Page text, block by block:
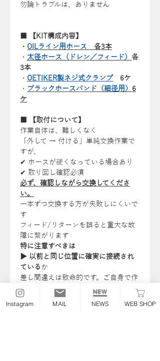
勿論トラブルは、ありません
■ 【KIT構成内容】
・ OILライン用ホース 各3本
・ 太径ホース（ドレン／フィード） 各
3本
・ OETIKER製ネジ式クランプ
6ケ
・ ブラックホースバンド（細径用） 6
ケ
■ 【取付について】
作業自体は、難しくなく
「外して → 付ける」単純交換作業で
すが、
✔ ホースが硬くなっている場合あり
✔ 取り回し確認必須
必ず、確認しながら交換してくださ
い。
一本ずつ交換する方が失敗しにくいで
す
フィード/リターンを誤ると重大な故
障に繋がります
特に注意すべきは
▶ 以前と同じ位置に確実に接続され
ている か
差し間違えは致命的です。ご自身で作
業される場合は慎重に。
商品写真の方に図解説明を載せていま
すので、参考にして下さい。
Instagram MAIL NEWS WEB SHOP